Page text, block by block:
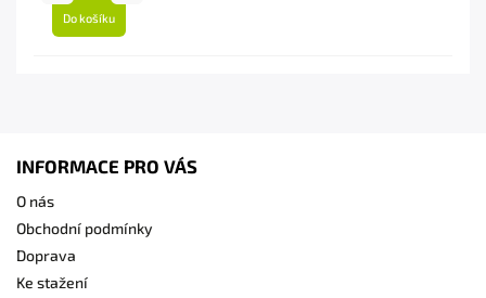
Do košíku
INFORMACE PRO VÁS
O nás
Obchodní podmínky
Doprava
Ke stažení